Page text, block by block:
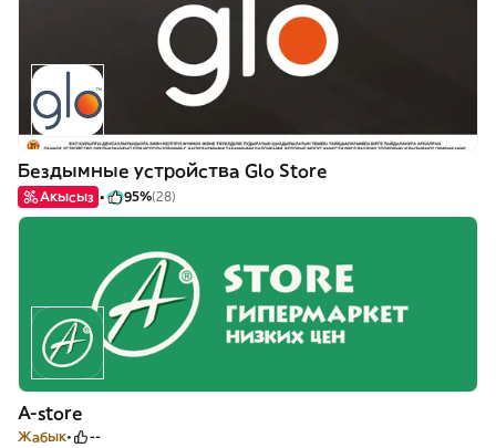
Бездымные устройства Glo Store
Акысыз 95%(28)
A-store
Жабык --